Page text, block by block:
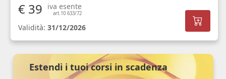
€ 39 iva esente
art.10 633/72
Validità: 31/12/2026
Estendi i tuoi corsi in scadenza